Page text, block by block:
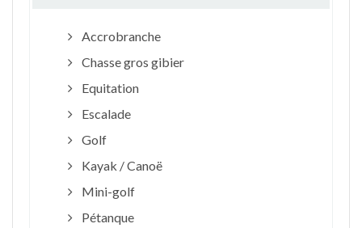
Accrobranche
Chasse gros gibier
Equitation
Escalade
Golf
Kayak / Canoë
Mini-golf
Pétanque